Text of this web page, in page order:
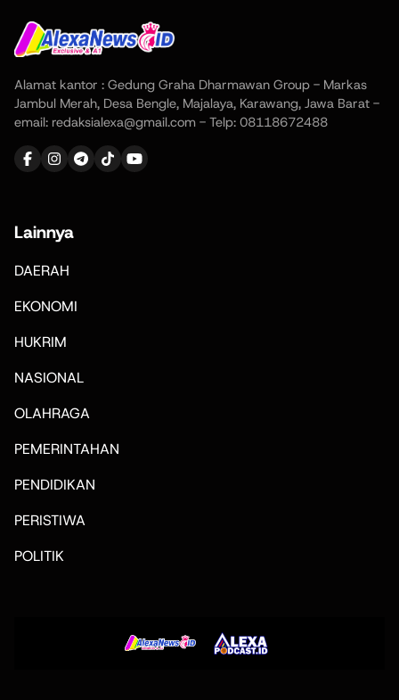
Alamat kantor : Gedung Graha Dharmawan Group - Markas
Jambul Merah, Desa Bengle, Majalaya, Karawang, Jawa Barat -
email: redaksialexa@gmail.com - Telp: 08118672488
Lainnya
DAERAH
EKONOMI
HUKRIM
NASIONAL
OLAHRAGA
PEMERINTAHAN
PENDIDIKAN
PERISTIWA
POLITIK